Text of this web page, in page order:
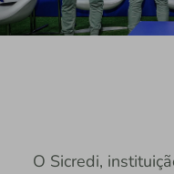
O Sicredi,